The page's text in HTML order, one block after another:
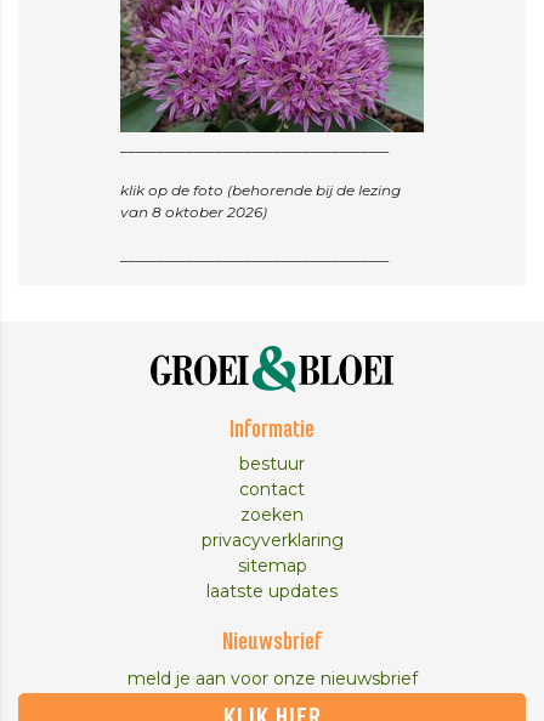
klik op de foto (behorende bij de lezing
van 8 oktober 2026)
Informatie
bestuur
contact
zoeken
privacyverklaring
sitemap
laatste updates
Nieuwsbrief
meld je aan voor onze nieuwsbrief